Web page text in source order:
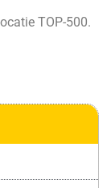
TOP-500.